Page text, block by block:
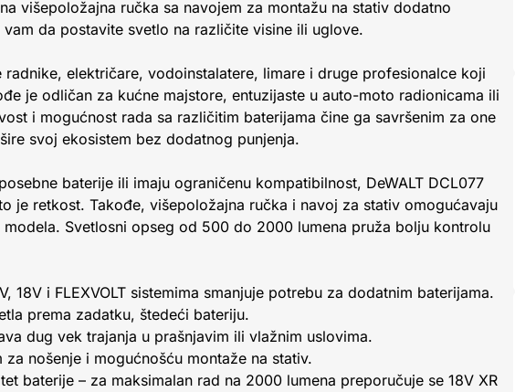
višepoložajna ručka sa navojem za montažu na stativ dodatno
da postavite svetlo na različite visine ili uglove.
radnike, električare, vodoinstalatere, limare i druge profesionalce koji
je odličan za kućne majstore, entuzijaste u auto-moto radionicama ili
i mogućnost rada sa različitim baterijama čine ga savršenim za one
svoj ekosistem bez dodatnog punjenja.
baterije ili imaju ograničenu kompatibilnost, DeWALT DCL077
je retkost. Takođe, višepoložajna ručka i navoj za stativ omogućavaju
Svetlosni opseg od 500 do 2000 lumena pruža bolju kontrolu
18V i FLEXVOLT sistemima smanjuje potrebu za dodatnim baterijama.
prema zadatku, štedeći bateriju.
dug vek trajanja u prašnjavim ili vlažnim uslovima.
nošenje i mogućnošću montaže na stativ.
baterije – za maksimalan rad na 2000 lumena preporučuje se 18V XR